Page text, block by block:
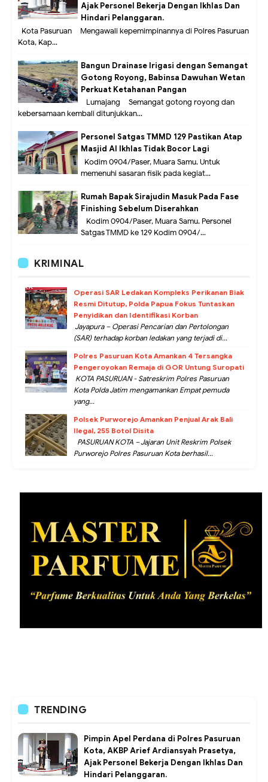
Ajak Personel Bekerja Dengan Ikhlas Dan
Hindari Pelanggaran.
Kota Pasuruan – Mengawali kepemimpinannya di Polres Pasuruan
Kota, Kap...
Bangun Drainase Irigasi dengan Semangat
Gotong Royong, Babinsa Dawuhan Wetan
Perkuat Ketahanan Pangan
Lumajang – Semangat gotong royong dan
kebersamaan kembali ditunjukkan...
Personel Satgas TMMD 129 Pastikan Atap
Masjid Al Ikhlas Tidak Bocor Lagi
Kodim 0904/Paser, Muara Samu. Untuk
memenuhi sasaran fisik pada kegiat...
Rumah Bapak Sirajudin Masuk Pada Fase
Finishing Sebelum Diserahkan
Kodim 0904/Paser, Muara Samu. Personel
Satgas TMMD ke 129 Kodim 0904/...
KRIMINAL
Operasi SAR Ledakan Kompleks Perikanan Biak
Resmi Ditutup, Polda Papua Fokus Tuntaskan
Penyidikan dan Identifikasi Korban
Jayapura – Operasi Pencarian dan Pertolongan
(SAR) terhadap korban ledakan yang terjadi di...
Polres Pasuruan Kota Amankan 4 Tersangka
Pengeroyokan Remaja di GOR Untung Suropati
KOTA PASURUAN - Satreskrim Polres Pasuruan
Kota Polda Jatim mengamankan Empat pemuda
yang...
Polsek Purworejo Amankan Penjual Arak Bali
Ilegal, 255 Botol Disita
PASURUAN KOTA – Jajaran Unit Reskrim Polsek
Purworejo Polres Pasuruan Kota berhasil...
TRENDING
Pimpin Apel Perdana di Polres Pasuruan
Kota, AKBP Arief Ardiansyah Prasetya,
Ajak Personel Bekerja Dengan Ikhlas Dan
Hindari Pelanggaran.